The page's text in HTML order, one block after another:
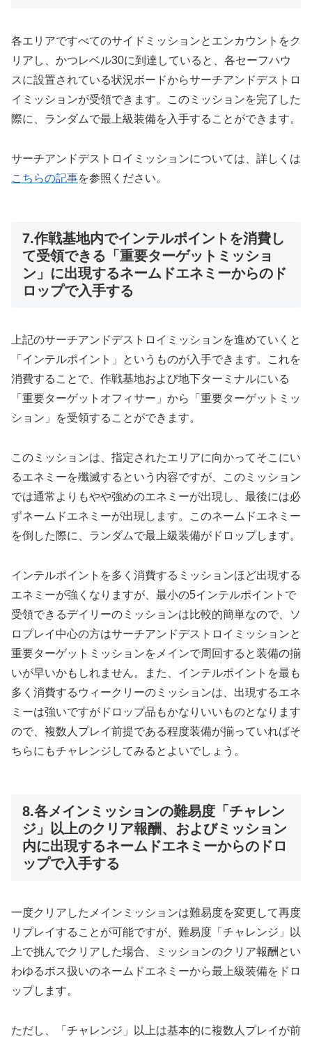
各エリアですべてのサイドミッションとエンカウントをク
リアし、かつレベル30に到達していると、各セーフハウ
スに設置されている状況ボードからサーチアンドデストロ
イミッションが受領できます。このミッションを完了した
際に、ランダムで最上級装備を入手することができます。
サーチアンドデストロイミッションについては、詳しくは
こちらの記事を参照ください。
7.作戦基地内でインテルポイントを消費し
て受領できる「重要ターゲットミッショ
ン」に出現するネームドエネミーからのド
ロップで入手する
上記のサーチアンドデストロイミッションを進めていくと
「インテルポイント」というものが入手できます。これを
消費することで、作戦基地および地下ターミナルにいる
「重要ターゲットオフィサー」から「重要ターゲットミッ
ション」を受領することができます。
このミッションは、指定されたエリアに向かってそこにい
るエネミーを殲滅するという内容ですが、このミッション
では通常よりもやや強めのエネミーが出現し、最後には必
ずネームドエネミーが出現します。このネームドエネミー
を倒した際に、ランダムで最上級装備がドロップします。
インテルポイントを多く消費するミッションほど出現する
エネミーが強くなりますが、最小の5インテルポイントで
受領できるデイリーのミッションは比較的簡単なので、ソ
ロプレイ中心の方はサーチアンドデストロイミッションと
重要ターゲットミッションをメインで周回すると装備の揃
いが早いかもしれません。また、インテルポイントを最も
多く消費するウィークリーのミッションは、出現するエネ
ミーは強いですがドロップ品もかなりいいものとなります
ので、複数人プレイ前提である程度装備が揃っていればそ
ちらにもチャレンジしてみるとよいでしょう。
8.各メインミッションの難易度「チャレン
ジ」以上のクリア報酬、およびミッション
内に出現するネームドエネミーからのドロ
ップで入手する
一度クリアしたメインミッションは難易度を変更して再度
リプレイすることが可能ですが、難易度「チャレンジ」以
上で挑んでクリアした場合、ミッションのクリア報酬とい
わゆるボス扱いのネームドエネミーから最上級装備をドロ
ップします。
ただし、「チャレンジ」以上は基本的に複数人プレイが前